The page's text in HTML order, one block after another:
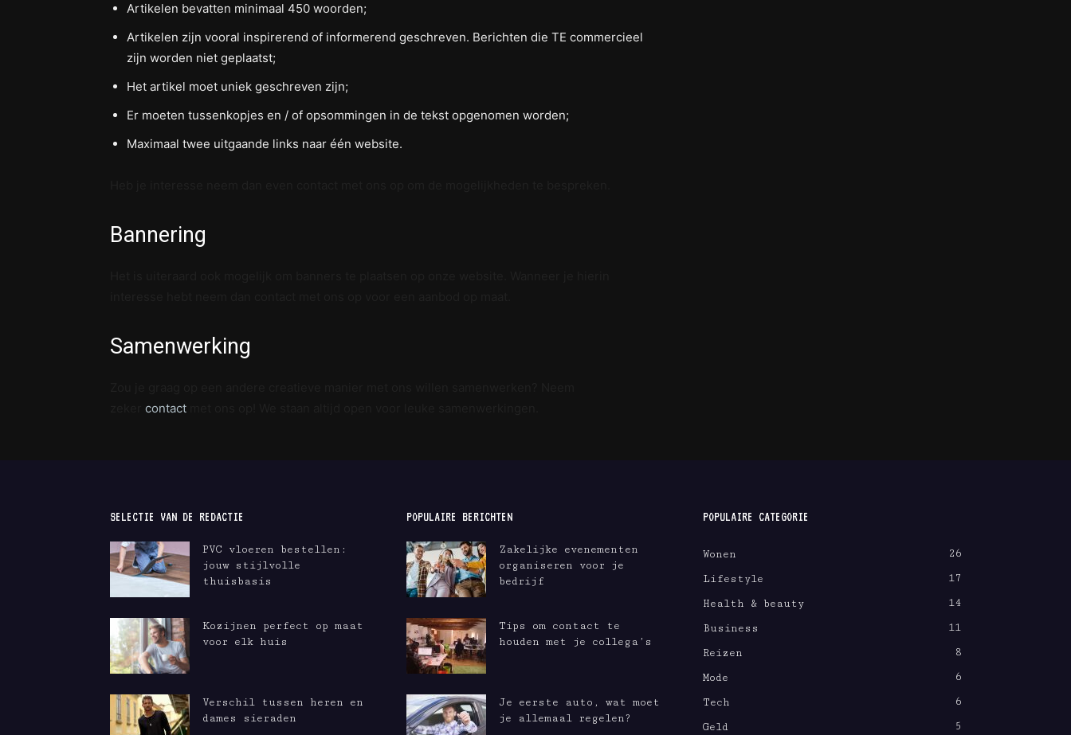
Artikelen bevatten minimaal 450 woorden;
Artikelen zijn vooral inspirerend of informerend geschreven. Berichten die TE commercieel
zijn worden niet geplaatst;
Het artikel moet uniek geschreven zijn;
Er moeten tussenkopjes en / of opsommingen in de tekst opgenomen worden;
Maximaal twee uitgaande links naar één website.
Bannering
Samenwerking
contact
SELECTIE VAN DE REDACTIE
PVC vloeren bestellen:
jouw stijlvolle
thuisbasis
Kozijnen perfect op maat
voor elk huis
Verschil tussen heren en
dames sieraden
POPULAIRE BERICHTEN
Zakelijke evenementen
organiseren voor je
bedrijf
Tips om contact te
houden met je collega’s
Je eerste auto, wat moet
je allemaal regelen?
POPULAIRE CATEGORIE
Wonen
26
Lifestyle
17
Health & beauty
14
Business
11
Reizen
8
Mode
6
Tech
6
Geld
5